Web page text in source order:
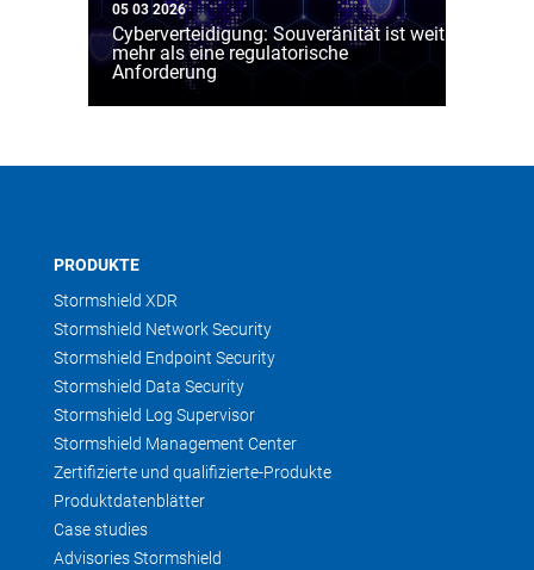
05 03 2026
Cyberverteidigung: Souveränität ist weit
mehr als eine regulatorische
Anforderung
PRODUKTE
Stormshield XDR
Stormshield Network Security
Stormshield Endpoint Security
Stormshield Data Security
Stormshield Log Supervisor
Stormshield Management Center
Zertifizierte und qualifizierte-Produkte
Produktdatenblätter
Case studies
Advisories Stormshield